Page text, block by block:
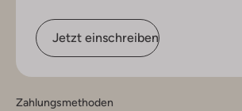
Jetzt einschreiben
Zahlungsmethoden